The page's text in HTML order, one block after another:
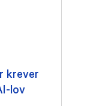
krever
lov